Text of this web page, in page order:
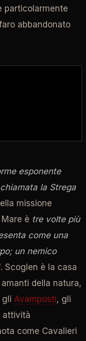
particolarmente
abbandonato
esponente
la Strega
missione
è tre volte più
come una
un nemico
Scoglen è la casa
della natura,
gli Avamposti, gli
attività
come Cavalieri